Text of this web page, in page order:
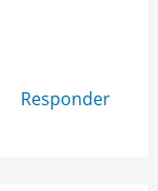
Responder